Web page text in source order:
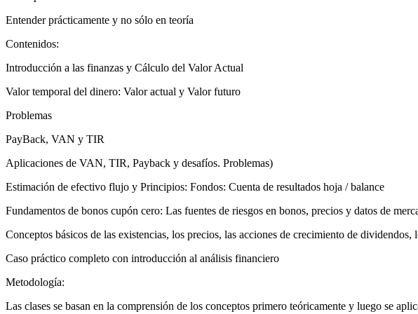
Entender prácticamente y no sólo en teoría
Contenidos:
Introducción a las finanzas y Cálculo del Valor Actual
Valor temporal del dinero: Valor actual y Valor futuro
Problemas
PayBack, VAN y TIR
Aplicaciones de VAN, TIR, Payback y desafíos. Problemas)
Estimación de efectivo flujo y Principios: Fondos: Cuenta de resultados hoja / balance
Fundamentos de bonos cupón cero: Las fuentes de riesgos en bonos, precios y datos de
Conceptos básicos de las existencias, los precios, las acciones de crecimiento de
Caso práctico completo con introducción al análisis financiero
Metodología:
Las clases se basan en la comprensión de los conceptos primero teóricamente y luego se